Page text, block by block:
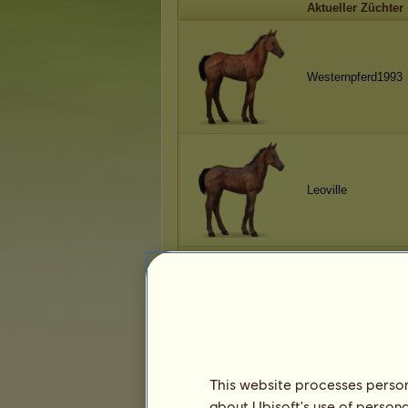
Aktueller Züchter
Westernpferd1993
Leoville
This website processes